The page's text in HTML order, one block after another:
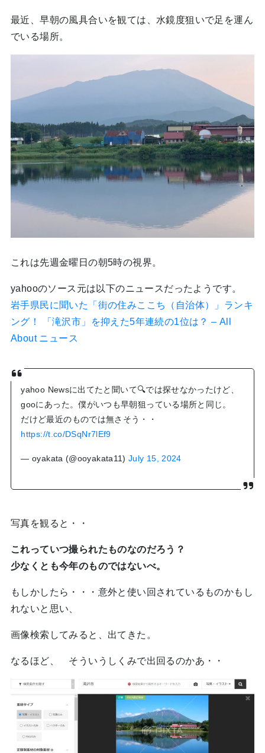
最近、早朝の風具合いを観ては、水鏡度狙いで足を運ん
でいる場所。
これは先週金曜日の朝5時の視界。
yahooのソース元は以下のニュースだったようです。
岩手県民に聞いた「街の住みここち（自治体）」ランキ
ング！ 「滝沢市」を抑えた5年連続の1位は？ – All
About ニュース
yahoo Newsに出てたと聞いて🔍では探せなかったけど、
gooにあった。僕がいつも早朝狙っている場所と同じ。
だけど最近のものでは無さそう・・
https://t.co/DSqNr7lEf9
— oyakata (@ooyakata11)July 15, 2024
写真を観ると・・
これっていつ撮られたものなのだろう？
少なくとも今年のものではないべ。
もしかしたら・・・意外と使い回されているものかもし
れないと思い、
画像検索してみると、出てきた。
なるほど、 そういうしくみで出回るのかあ・・